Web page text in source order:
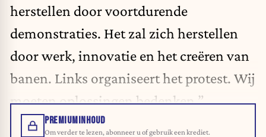
herstellen door voortdurende
demonstraties. Het zal zich herstellen
door werk, innovatie en het creëren van
banen. Links organiseert het protest. Wij
moeten oplossingen bedenken.”
PREMIUMINHOUD
Om verder te lezen, abonneer u of gebruik een krediet.